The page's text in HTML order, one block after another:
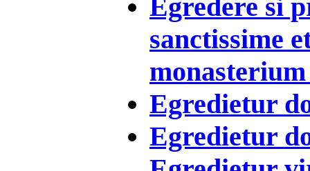
Egredere si
sanctissime
Egredietur
Egredietur